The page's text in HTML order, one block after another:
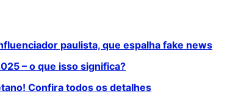
paulista, que espalha fake news
– o que isso significa?
Confira todos os detalhes